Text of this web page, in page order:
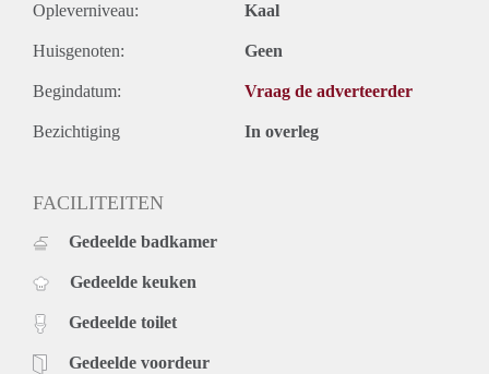
Opleverniveau: Kaal
Huisgenoten: Geen
Begindatum: Vraag de adverteerder
Bezichtiging In overleg
FACILITEITEN
Gedeelde badkamer
Gedeelde keuken
Gedeelde toilet
Gedeelde voordeur